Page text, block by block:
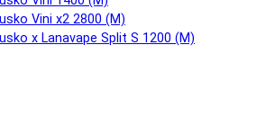
Vini x2 2800 (М)
x Lanavape Split S 1200 (М)